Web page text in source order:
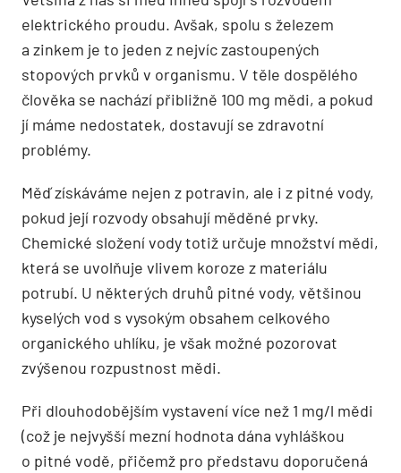
elektrického proudu. Avšak, spolu s železem
a zinkem je to jeden z nejvíc zastoupených
stopových prvků v organismu. V těle dospělého
člověka se nachází přibližně 100 mg mědi, a pokud
jí máme nedostatek, dostavují se zdravotní
problémy.
Měď získáváme nejen z potravin, ale i z pitné vody,
pokud její rozvody obsahují měděné prvky.
Chemické složení vody totiž určuje množství mědi,
která se uvolňuje vlivem koroze z materiálu
potrubí. U některých druhů pitné vody, většinou
kyselých vod s vysokým obsahem celkového
organického uhlíku, je však možné pozorovat
zvýšenou rozpustnost mědi.
Při dlouhodobějším vystavení více než 1 mg/l mědi
(což je nejvyšší mezní hodnota dána vyhláškou
o pitné vodě, přičemž pro představu doporučená